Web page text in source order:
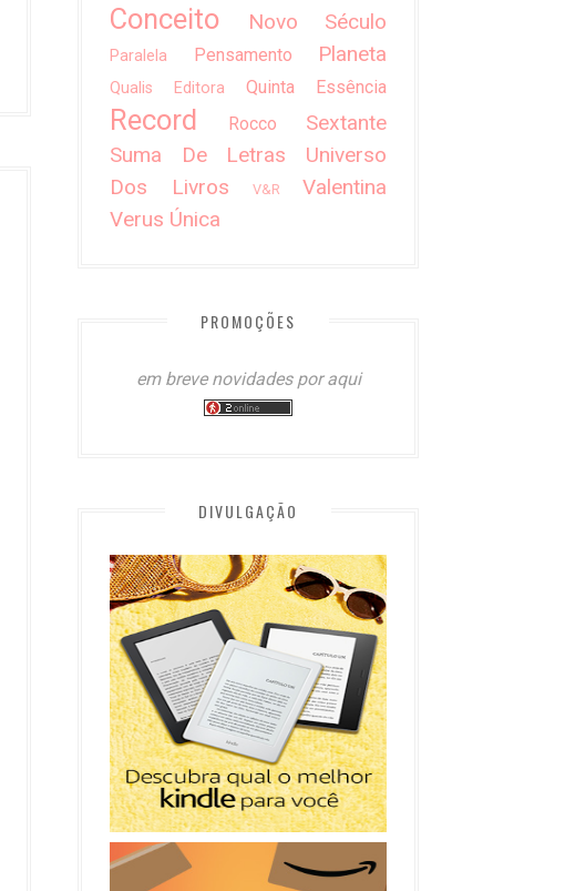
Conceito
Novo Século
Paralela Pensamento Planeta
Qualis Editora Quinta Essência
Record Rocco
Sextante
Suma De Letras
Universo
Dos Livros
V&R
Valentina
Verus Única
PROMOÇÕES
em breve novidades por aqui
DIVULGAÇÃO